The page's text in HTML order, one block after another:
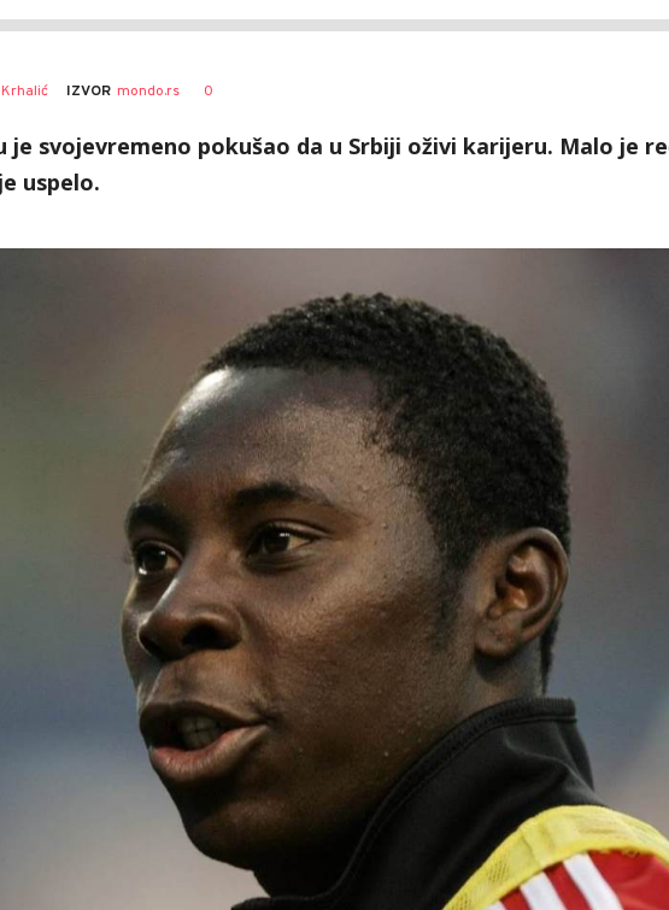
IZVOR mondo.rs 0
je svojevremeno pokušao da u Srbiji oživi karijeru. Malo je
uspelo.